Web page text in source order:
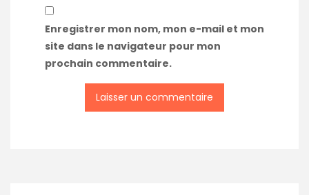
Enregistrer mon nom, mon e-mail et mon
site dans le navigateur pour mon
prochain commentaire.